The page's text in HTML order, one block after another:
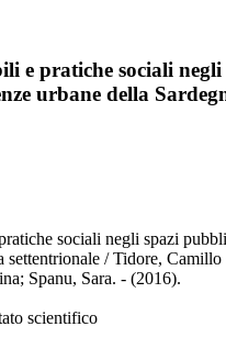
e pratiche sociali negli
urbane della
sociali negli spazi
settentrionale / Tidore, Camillo
Spanu, Sara. - (2016).
scientifico